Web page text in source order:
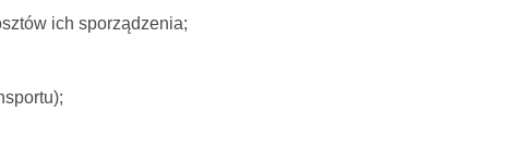
ich sporządzenia;